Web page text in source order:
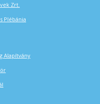
Zrt.
Plébánia
Alapítvány